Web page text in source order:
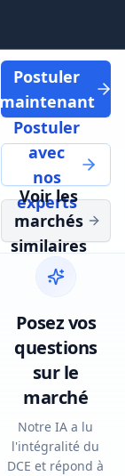
utilitaires neufs
Postuler
maintenant
Postuler
avec
nos
experts
Voir les
marchés
similaires
Posez vos
questions
sur le
marché
Notre IA a lu
l'intégralité du
DCE et répond à